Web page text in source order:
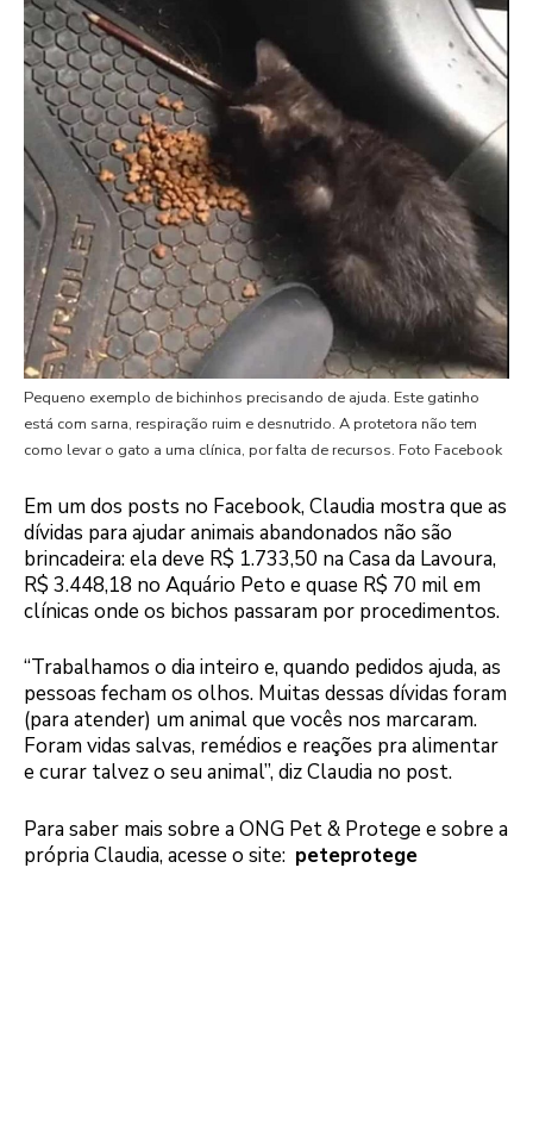
Pequeno exemplo de bichinhos precisando de ajuda. Este gatinho
está com sarna, respiração ruim e desnutrido. A protetora não tem
como levar o gato a uma clínica, por falta de recursos. Foto Facebook
Em um dos posts no Facebook, Claudia mostra que as
dívidas para ajudar animais abandonados não são
brincadeira: ela deve R$ 1.733,50 na Casa da Lavoura,
R$ 3.448,18 no Aquário Peto e quase R$ 70 mil em
clínicas onde os bichos passaram por procedimentos.
“Trabalhamos o dia inteiro e, quando pedidos ajuda, as
pessoas fecham os olhos. Muitas dessas dívidas foram
(para atender) um animal que vocês nos marcaram.
Foram vidas salvas, remédios e reações pra alimentar
e curar talvez o seu animal”, diz Claudia no post.
Para saber mais sobre a ONG Pet & Protege e sobre a
própria Claudia, acesse o site: peteprotege